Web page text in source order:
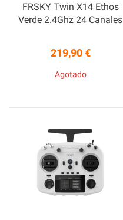
FRSKY Twin X14 Ethos
Verde 2.4Ghz 24 Canales
Precio
219,90 €
Agotado